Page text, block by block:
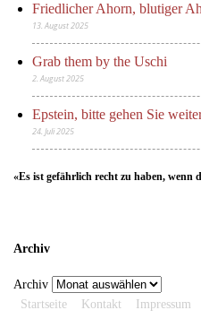
Friedlicher Ahorn, blutiger
13. August 2025
Grab them by the Uschi
2. August 2025
Epstein, bitte gehen Sie
24. Juli 2025
«Es ist gefährlich recht zu haben, wenn
Archiv
Archiv
Startseite
Kontakt Impressum